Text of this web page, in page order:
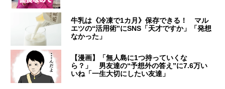
牛乳は《冷凍で1カ月》保存できる！ マル
エツの“活用術”にSNS「天才ですか」「発想
なかった」
【漫画】「無人島に1つ持っていくな
ら？」 男友達の“予想外の答え”に7.6万い
いね「一生大切にしたい友達」